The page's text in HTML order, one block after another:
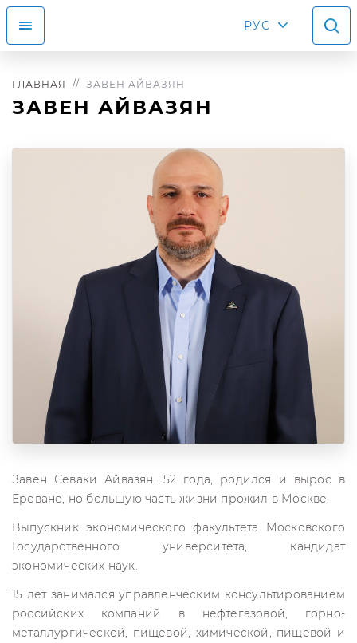
РУС
ГЛАВНАЯ ЗАВЕН АЙВАЗЯН
ЗАВЕН АЙВАЗЯН
Завен Севаки Айвазян, 52 года, родился и вырос в
Ереване, но большую часть жизни прожил в Москве.
Выпускник экономического факультета Московского
Государственного университета, кандидат
экономических наук.
15 лет занимался управленческим консультированием
российских компаний в нефтегазовой, горно-
металлургической, пищевой, химической, пищевой и